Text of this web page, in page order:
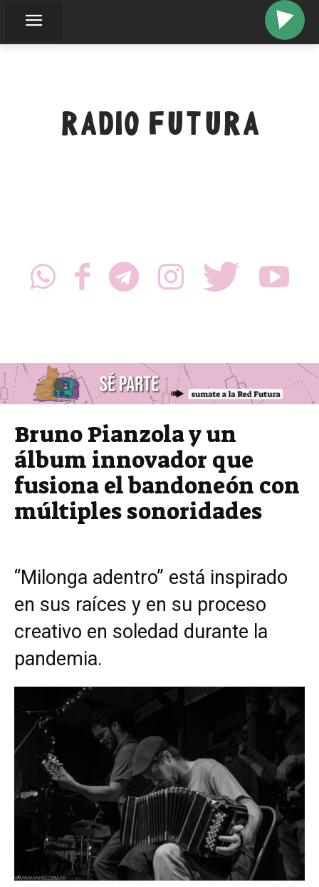
RADIO FUTURA
Bruno Pianzola y un
álbum innovador que
fusiona el bandoneón con
múltiples sonoridades
“Milonga adentro” está inspirado
en sus raíces y en su proceso
creativo en soledad durante la
pandemia.